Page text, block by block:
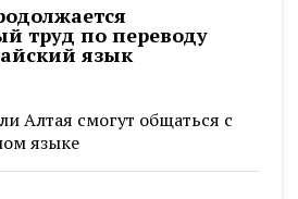
труд по переводу
язык
Алтая смогут общаться с
языке